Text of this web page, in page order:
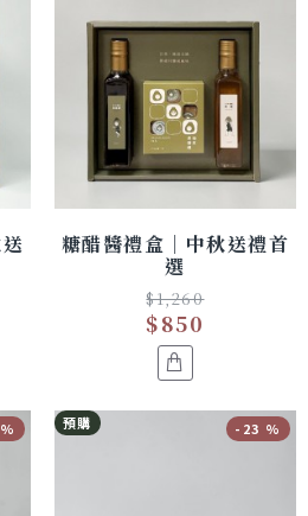
糖醋醬禮盒｜中秋送禮首
選
$850
$1,260
預購 -23 %